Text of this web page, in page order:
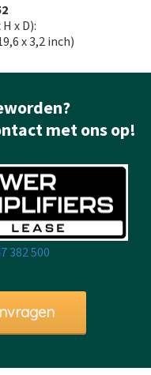
x D):
x 3,2 inch)
met ons op!
382 500